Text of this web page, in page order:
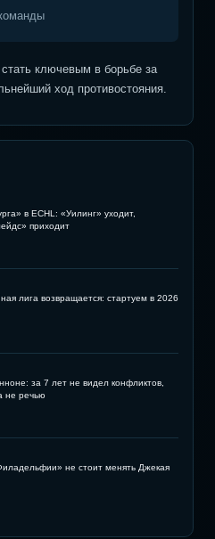
ключевым в борьбе за
ход противостояния.
в ECHL: «Уилинг» уходит,
приходит
лига возвращается: стартуем в 2026
за 7 лет не видел конфликтов,
не речью
не стоит менять Джекая